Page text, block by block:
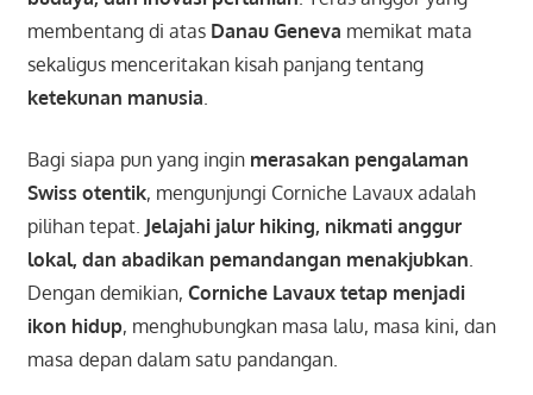
membentang di atas Danau Geneva memikat mata
sekaligus menceritakan kisah panjang tentang
ketekunan manusia.
Bagi siapa pun yang ingin merasakan pengalaman
Swiss otentik, mengunjungi Corniche Lavaux adalah
pilihan tepat. Jelajahi jalur hiking, nikmati anggur
lokal, dan abadikan pemandangan menakjubkan.
Dengan demikian, Corniche Lavaux tetap menjadi
ikon hidup, menghubungkan masa lalu, masa kini, dan
masa depan dalam satu pandangan.